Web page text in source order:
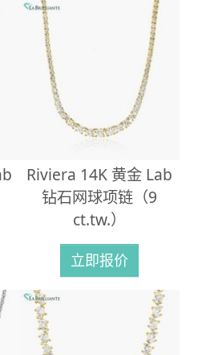
Riviera 14K 黄金 Lab
钻石网球项链（9
ct.tw.）
立即报价